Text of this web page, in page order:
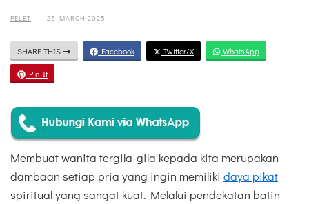
PELET · 25 MARCH 2025
SHARE THIS Facebook Twitter/X WhatsApp
Pin It
Membuat wanita tergila-gila kepada kita merupakan
dambaan setiap pria yang ingin memiliki daya pikat
spiritual yang sangat kuat. Melalui pendekatan batin